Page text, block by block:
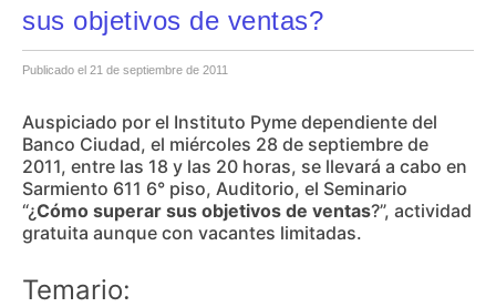
sus objetivos de ventas?
Publicado el 21 de septiembre de 2011
Auspiciado por el Instituto Pyme dependiente del
Banco Ciudad, el miércoles 28 de septiembre de
2011, entre las 18 y las 20 horas, se llevará a cabo en
Sarmiento 611 6° piso, Auditorio, el Seminario
“¿Cómo superar sus objetivos de ventas?”, actividad
gratuita aunque con vacantes limitadas.
Temario: